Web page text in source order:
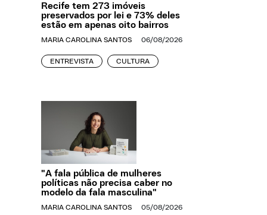
Recife tem 273 imóveis
preservados por lei e 73% deles
estão em apenas oito bairros
MARIA CAROLINA SANTOS 06/08/2026
ENTREVISTA CULTURA
"A fala pública de mulheres
políticas não precisa caber no
modelo da fala masculina"
MARIA CAROLINA SANTOS 05/08/2026